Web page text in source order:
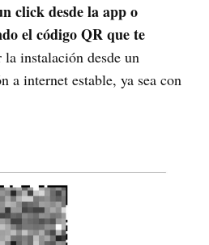
click desde la app o
el código QR que te
la instalación desde un
a internet estable, ya sea con